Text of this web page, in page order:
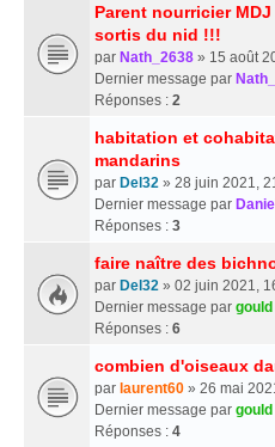
Parent nourricier
sortis du nid !!!
par Nath_2638 » 15 août
Dernier message par
Réponses : 2
habitation et
mandarins
par Del32 » 28 juin 2021,
Dernier message par
Réponses : 3
faire naître des
par Del32 » 02 juin 2021,
Dernier message par gould
Réponses : 6
combien d'oiseaux
par laurent60 » 26 mai
Dernier message par gould
Réponses : 4